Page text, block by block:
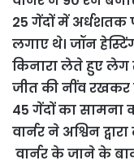
25 गेंदों में
लगाए थे। जॉन
किनारा लेते हुए लेग
जीत की नींव रखकर
45 गेंदों का
वार्नर ने अश्विन
वार्नर के जाने के